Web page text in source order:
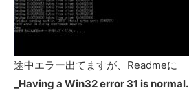
途中エラー出てますが、Readmeに
_Having a Win32 error 31 is normal.